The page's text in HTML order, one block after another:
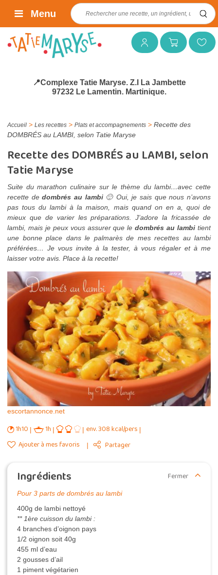
Mon compteMon panierMes favoris
Rechercher :
Menu
📍Complexe Tatie Maryse. Z.I La Jambette
97232 Le Lamentin. Martinique.
Accueil > Les recettes > Plats et accompagnements > Recette des
DOMBRÉS au LAMBI, selon Tatie Maryse
Recette des DOMBRÉS au LAMBI, selon
Tatie Maryse
Suite du marathon culinaire sur le thème du lambi…avec cette
recette dedombrés au lambi🙂 Oui, je sais que nous n’avons
pas tous du lambi à la maison, mais quand on en a, quoi de
mieux que de varier les préparations. J’adore lafricassée de
lambi, mais je peux vous assurer que ledombrés au lambi tient
une bonne place dans le palmarès de mes recettes au lambi
préférées… Je vous invite à la tester, à vous régaler et à me
laisser votre avis. Place à la recette!
escortannonce.net
1h10 1h
env. 308 kcal/pers
Ajouter à mes favoris
Partager
Ingrédients Fermer
Pour 3 parts de dombrés au lambi
400g de lambi nettoyé
** 1ère cuisson du lambi :
4 branches d’oignon pays
1/2 oignon soit 40g
455 ml d’eau
2 gousses d’ail
1 piment végétarien